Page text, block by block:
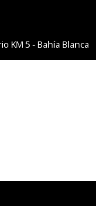
KM 5 - Bahía Blanca